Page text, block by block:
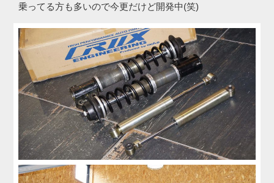
乗ってる方も多いので今更だけど開発中(笑)